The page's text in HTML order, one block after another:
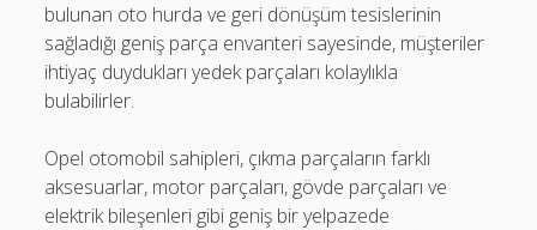
bulunan oto hurda ve geri dönüşüm tesislerinin
sağladığı geniş parça envanteri sayesinde, müşteriler
ihtiyaç duydukları yedek parçaları kolaylıkla
bulabilirler.
Opel otomobil sahipleri, çıkma parçaların farklı
aksesuarlar, motor parçaları, gövde parçaları ve
elektrik bileşenleri gibi geniş bir yelpazede